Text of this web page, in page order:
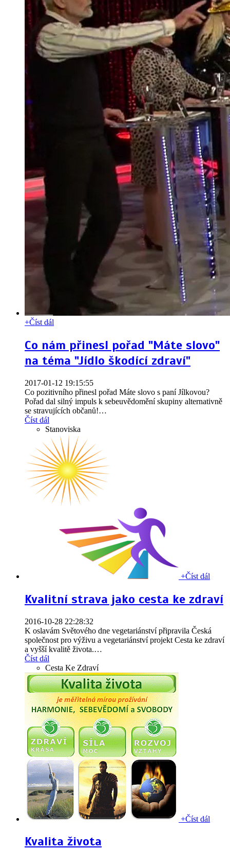
+Číst dál
Co nám přinesl pořad "Máte slovo"
na téma "Jídlo škodící zdraví"
2017-01-12 19:15:55
Co pozitivního přinesl pořad Máte slovo s paní Jílkovou?
Pořad dal silný impuls k sebeuvědomění skupiny alternativně
se stravujících občanů!…
Číst dál
Stanoviska
+Číst dál
Kvalitní strava jako cesta ke zdraví
2016-10-28 22:28:32
K oslavám Světového dne vegetariánství připravila Česká
společnost pro výživu a vegetariánství projekt Cesta ke zdraví
a vyšší kvalitě života.…
Číst dál
Cesta Ke Zdraví
+Číst dál
Kvalita života